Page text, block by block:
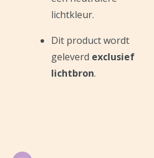
lichtkleur.
Dit product wordt
geleverd exclusief
lichtbron.